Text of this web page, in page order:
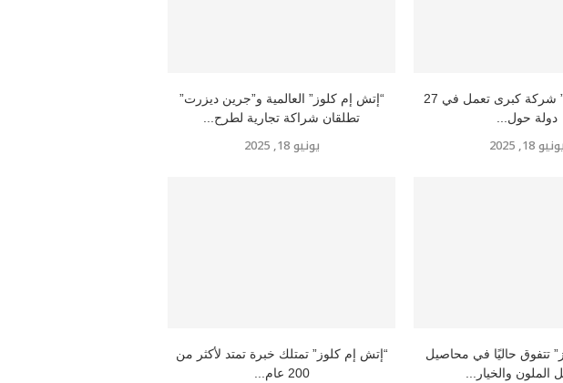
“إتش إم كلوز” العالمية و”جرين ديزرت”
تطلقان شراكة تجارية لطرح...
يونيو 18, 2025
إتش إم كلوز” شركة كبرى تعمل في 27
دولة حول...
يونيو 18, 2025
“إتش إم كلوز” تمتلك خبرة تمتد لأكثر من
200 عام...
تتفوق حاليًا في محاصيل
الملون والخيار...